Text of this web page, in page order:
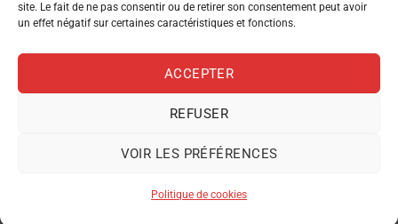
site. Le fait de ne pas consentir ou de retirer son consentement peut avoir
un effet négatif sur certaines caractéristiques et fonctions.
ACCEPTER
REFUSER
VOIR LES PRÉFÉRENCES
Politique de cookies
Copyright 2026 ©Pro Distribution